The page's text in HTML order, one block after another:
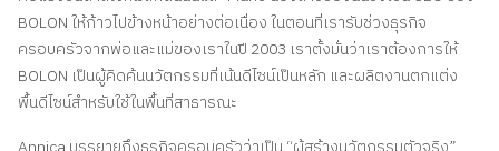
BOLON ให้ก้าวไปข้างหน้าอย่างต่อเนื่อง ในตอนที่เรารับช่วงธุรกิจ
ครอบครัวจากพ่อและแม่ของเราในปี 2003 เราตั้งมั่นว่าเราต้องการให้
BOLON เป็นผู้คิดค้นนวัตกรรมที่เน้นดีไซน์เป็นหลัก และผลิตงานตกแต่ง
พื้นดีไซน์สำหรับใช้ในพื้นที่สาธารณะ